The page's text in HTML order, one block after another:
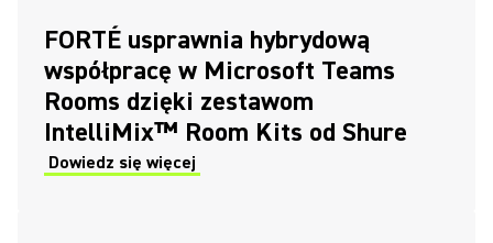
FORTÉ usprawnia hybrydową
współpracę w Microsoft Teams
Rooms dzięki zestawom
IntelliMix™ Room Kits od Shure
Dowiedz się więcej